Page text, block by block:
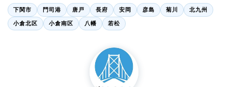
下関市 門司港 唐戸 長府 安岡 彦島 菊川 北九州
小倉北区 小倉南区 八幡 若松